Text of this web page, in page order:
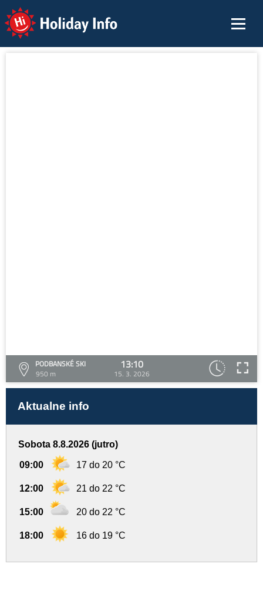
Holiday Info
PODBANSKÉ SKI
950 m
13:10
15. 3. 2026
Aktualne info
Sobota 8.8.2026 (jutro)
09:00 17 do 20 °C
12:00 21 do 22 °C
15:00 20 do 22 °C
18:00 16 do 19 °C